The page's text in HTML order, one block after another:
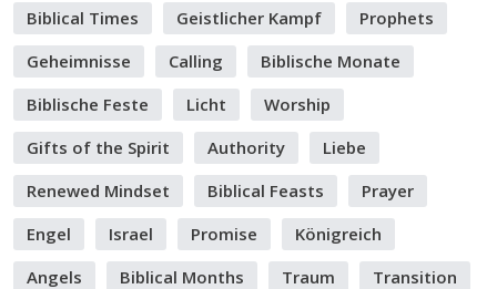
Biblical Times
Geistlicher Kampf
Prophets
Geheimnisse
Calling
Biblische Monate
Biblische Feste
Licht
Worship
Gifts of the Spirit
Authority
Liebe
Renewed Mindset
Biblical Feasts
Prayer
Engel
Israel Promise
Königreich
Angels
Biblical Months Traum
Transition